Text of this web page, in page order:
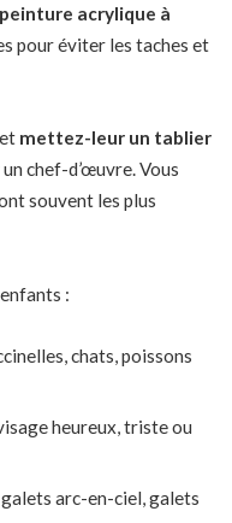
peinture acrylique à
pour éviter les taches et
mettez-leur un tablier
un chef-d’œuvre. Vous
souvent les plus
:
chats, poissons
heureux, triste ou
arc-en-ciel, galets